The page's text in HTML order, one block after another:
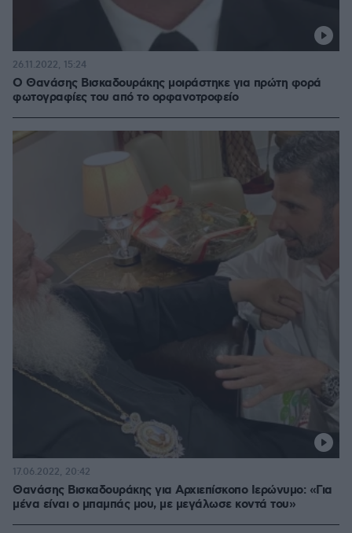
Ο Θανάσης Βισκαδουράκης μοιράστηκε για πρώτη φορά
φωτογραφίες του από το ορφανοτροφείο
26.11.2022, 15:24
Θανάσης Βισκαδουράκης για Αρχιεπίσκοπο Ιερώνυμο: «Για
μένα είναι ο μπαμπάς μου, με μεγάλωσε κοντά του»
17.06.2022, 20:42